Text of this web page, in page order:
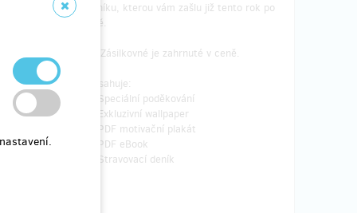
pro
deníku, kterou vám zašlu již tento rok po
létě.
📦 Zásilkovné je zahrnuté v ceně.
Obsahuje:
✔ Speciální poděkování
✔ Exkluzivní wallpaper
✔ PDF motivační plakát
✔ PDF eBook
✔ Stravovací deník